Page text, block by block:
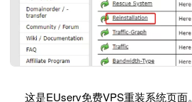
这是EUserv免费VPS重装系统页面。